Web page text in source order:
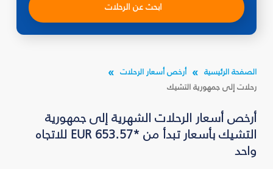
ابحث عن الرحلات
الصفحة الرئيسية
أرخص أسعار الرحلات
رحلات إلى جمهورية التشيك
أرخص أسعار الرحلات الشهرية إلى جمهورية
التشيك بأسعار تبدأ من *EUR 653.57 للاتجاه
واحد